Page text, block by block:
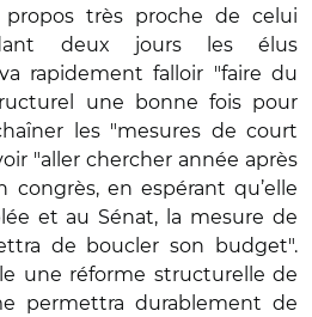
très proche de celui
deux jours les élus
rapidement falloir "faire du
une bonne fois pour
les "mesures de court
"aller chercher année après
congrès, en espérant qu’elle
et au Sénat, la mesure de
de boucler son budget".
une réforme structurelle de
permettra durablement de